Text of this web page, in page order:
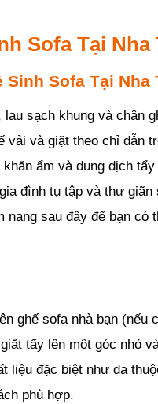
Sofa Tại
Sofa Tại Nha
lau sạch khung và chân
vải và giặt theo chỉ dẫn
ẩm và dung dịch
đình tụ tập và thư giãn
nang sau đây để bạn
ghế sofa nhà bạn (nếu
tẩy lên một góc nhỏ
liệu đặc biệt như da
phù hợp.